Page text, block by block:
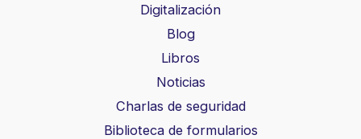
Digitalización
Blog
Libros
Noticias
Charlas de seguridad
Biblioteca de formularios